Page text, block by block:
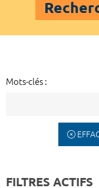
Mots-clés :
FILTRES ACTIFS